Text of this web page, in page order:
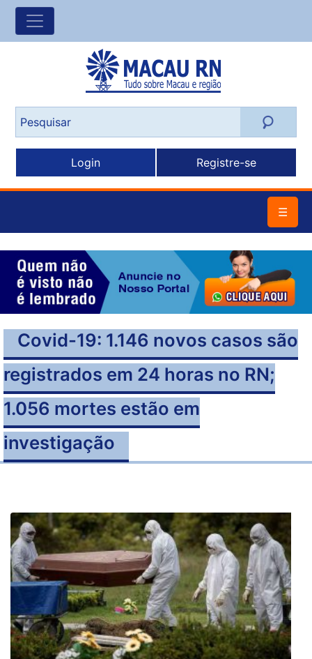
Login Registre-se
☰
Covid-19: 1.146 novos casos são
registrados em 24 horas no RN;
1.056 mortes estão em
investigação